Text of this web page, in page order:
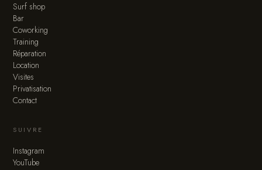
Surf shop
Bar
Coworking
Training
Réparation
Location
Visites
Privatisation
Contact
SUIVRE
Instagram
YouTube